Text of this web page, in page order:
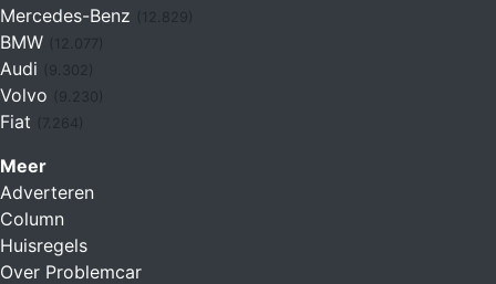
Mercedes-Benz
BMW
Audi
Volvo
Fiat (7.264)
Meer
Adverteren
Column
Huisregels
Over Problemcar